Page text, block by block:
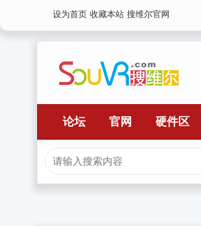
设为首页 收藏本站 搜维尔官网
论坛 官网 硬件区